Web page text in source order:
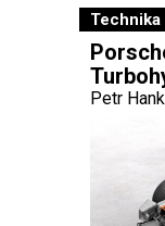
Technika
Petr